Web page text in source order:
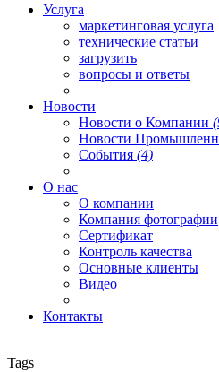
Услуга
маркетинговая услуга
технические статьи
загрузить
вопросы и ответы
Новости
Новости о Компании
Новости
События (4)
О нас
О компании
Компания фотографии
Сертификат
Контроль качества
Основные клиенты
Видео
Контакты
Tags